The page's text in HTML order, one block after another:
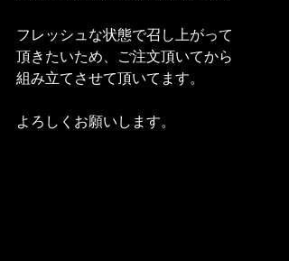
フレッシュな状態で召し上がって
頂きたいため、ご注文頂いてから
組み立てさせて頂いてます。
よろしくお願いします。